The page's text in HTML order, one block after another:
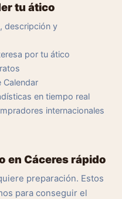
tu ático
descripción y
por tu ático
Calendar
en tiempo real
internacionales
en Cáceres rápido
preparación. Estos
para conseguir el